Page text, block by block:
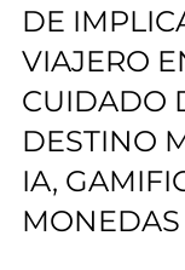
DE
VIAJERO
CUIDADO
DESTINO
IA,